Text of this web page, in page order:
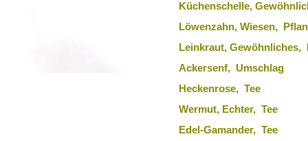
Küchenschelle,
Löwenzahn, Wiesen,
Leinkraut, Gewöhnliches,
Ackersenf, Umschlag
Heckenrose, Tee
Wermut, Echter, Tee
Edel-Gamander, Tee